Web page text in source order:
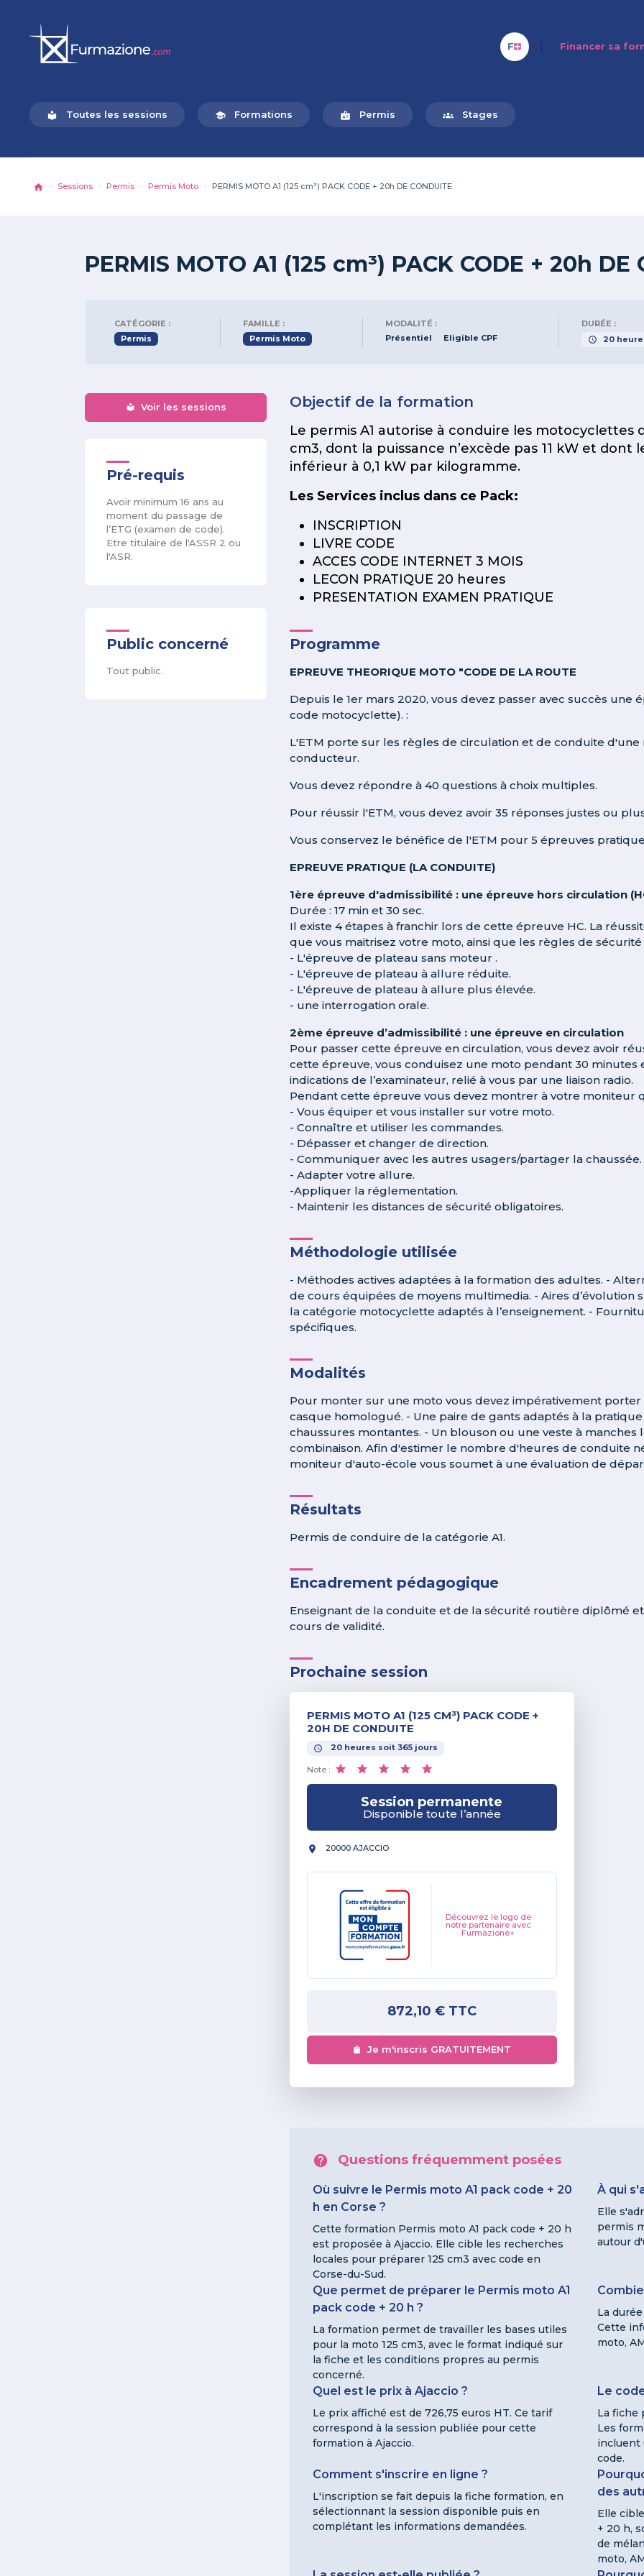
| Financer sa
local_library Toutes les sessions school Formations badge Permis groups Stages
Sessions Permis Permis Moto PERMIS MOTO A1 (125 cm³) PACK CODE + 20h DE CONDUITE
PERMIS MOTO A1 (125 cm³) PACK CODE + 20h DE
CATÉGORIE :
Permis
FAMILLE :
Permis Moto
MODALITÉ :
Présentiel
Eligible CPF
DURÉE :
20
Voir les sessions
Pré-requis
Avoir minimum 16 ans au
moment du passage de
l’ETG (examen de code).
Etre titulaire de l'ASSR 2 ou
l'ASR.
Public concerné
Tout public.
Objectif de la formation
Le permis A1 autorise à conduire les motocyclettes
cm3, dont la puissance n’excède pas 11 kW et dont
inférieur à 0,1 kW par kilogramme.
Les Services inclus dans ce Pack:
INSCRIPTION
LIVRE CODE
ACCES CODE INTERNET 3 MOIS
LECON PRATIQUE 20 heures
PRESENTATION EXAMEN PRATIQUE
Programme
EPREUVE THEORIQUE MOTO "CODE DE LA ROUTE
Depuis le 1er mars 2020, vous devez passer avec succès
code motocyclette). :
L'ETM porte sur les règles de circulation et de conduite
conducteur.
Vous devez répondre à 40 questions à choix multiples.
Pour réussir l'ETM, vous devez avoir 35 réponses justes ou
Vous conservez le bénéfice de l'ETM pour 5 épreuves
EPREUVE PRATIQUE (LA CONDUITE)
1ère épreuve d'admissibilité : une épreuve hors circulation
Durée : 17 min et 30 sec.
Il existe 4 étapes à franchir lors de cette épreuve HC. La
que vous maitrisez votre moto, ainsi que les règles de
- L'épreuve de plateau sans moteur .
- L'épreuve de plateau à allure réduite.
- L'épreuve de plateau à allure plus élevée.
- une interrogation orale.
2ème épreuve d’admissibilité : une épreuve en circulation
Pour passer cette épreuve en circulation, vous devez avoir
cette épreuve, vous conduisez une moto pendant 30 minutes
indications de l’examinateur, relié à vous par une liaison radio.
Pendant cette épreuve vous devez montrer à votre moniteur
- Vous équiper et vous installer sur votre moto.
- Connaître et utiliser les commandes.
- Dépasser et changer de direction.
- Communiquer avec les autres usagers/partager la chaussée.
- Adapter votre allure.
-Appliquer la réglementation.
- Maintenir les distances de sécurité obligatoires.
Méthodologie utilisée
- Méthodes actives adaptées à la formation des adultes. -
de cours équipées de moyens multimedia. - Aires d’évolution
la catégorie motocyclette adaptés à l’enseignement. -
spécifiques.
Modalités
Pour monter sur une moto vous devez impérativement porter
casque homologué. - Une paire de gants adaptés à la
chaussures montantes. - Un blouson ou une veste à manches
combinaison. Afin d'estimer le nombre d'heures de conduite
moniteur d'auto-école vous soumet à une évaluation de
Résultats
Permis de conduire de la catégorie A1.
Encadrement pédagogique
Enseignant de la conduite et de la sécurité routière diplômé
cours de validité.
Prochaine session
PERMIS MOTO A1 (125 CM³) PACK CODE +
20H DE CONDUITE
20 heures soit 365 jours
Note :
Session permanente
Disponible toute l’année
20000 AJACCIO
Découvrez le logo de
notre partenaire avec
Furmazione+
872,10 €TTC
Je m'inscris GRATUITEMENT
Questions fréquemment posées
Où suivre le Permis moto A1 pack code + 20
h en Corse ?
Cette formation Permis moto A1 pack code + 20 h
est proposée à Ajaccio. Elle cible les recherches
locales pour préparer 125 cm3 avec code en
Corse-du-Sud.
À qui
Elle
permis
autour
Que permet de préparer le Permis moto A1
pack code + 20 h ?
La formation permet de travailler les bases utiles
pour la moto 125 cm3, avec le format indiqué sur
la fiche et les conditions propres au permis
concerné.
La
Cette
moto,
Quel est le prix à Ajaccio ?
Le prix affiché est de 726,75 euros HT. Ce tarif
correspond à la session publiée pour cette
formation à Ajaccio.
Le
La fiche
Les
incluent
code.
Comment s'inscrire en ligne ?
L'inscription se fait depuis la fiche formation, en
sélectionnant la session disponible puis en
complétant les informations demandées.
des
Elle
+ 20 h,
de
moto,